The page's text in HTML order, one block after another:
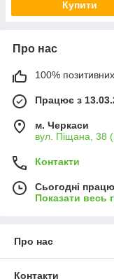
Купити
Про нас
100% позитивних
Працює з
м. Черкаси
вул. Піщана, 38
Контакти
Сьогодні
Показати весь
Про нас
Контакти